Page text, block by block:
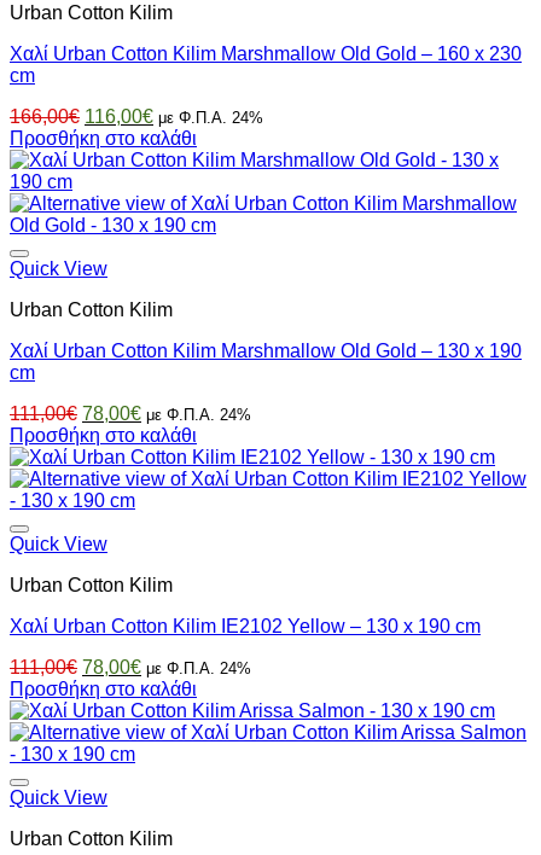
Urban Cotton Kilim
Χαλί Urban Cotton Kilim Marshmallow Old Gold – 160 x 230
cm
166,00€ Original
price
was:
116,00€Η
τρέχουσα
τιμή
116,00€.
με Φ.Π.Α. 24%
Προσθήκη στο καλάθι
Quick View
Urban Cotton Kilim
Χαλί Urban Cotton Kilim Marshmallow Old Gold – 130 x 190
cm
111,00€ Original
price
was:
111,00€.
78,00€Η
τρέχουσα
τιμή
είναι:
με Φ.Π.Α. 24%
Προσθήκη στο καλάθι
Quick View
Urban Cotton Kilim
Χαλί Urban Cotton Kilim IE2102 Yellow – 130 x 190 cm
111,00€ Original
price
was:
111,00€.
78,00€Η
τρέχουσα
τιμή
είναι:
με Φ.Π.Α. 24%
Προσθήκη στο καλάθι
Quick View
Urban Cotton Kilim